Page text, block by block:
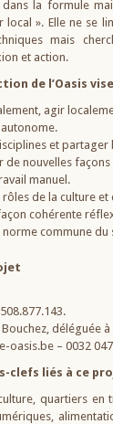
dans la formule
». Elle ne se
mais
et action.
de l’Oasis
agir
et partager
de nouvelles façons
manuel.
rôles de la culture et
cohérente
norme commune du
Bouchez, déléguée
oasis.be – 0032
clefs liés à ce
quartiers en